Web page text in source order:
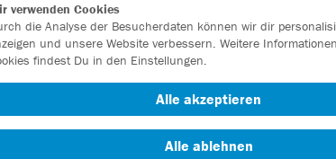
verwenden Cookies
die Analyse der Besucherdaten können wir dir
und unsere Website verbessern. Weitere
findest Du in den Einstellungen.
Alle akzeptieren
Alle ablehnen